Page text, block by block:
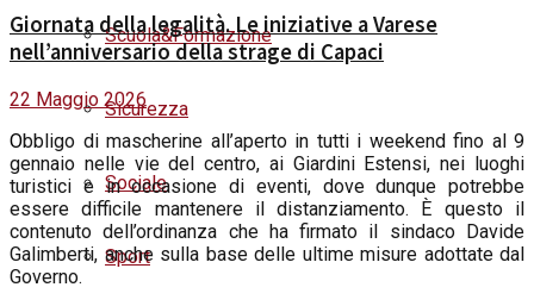
Scuola&Formazione
Sicurezza
Sociale
Sport
Giornata della legalità. Le iniziative a Varese
nell’anniversario della strage di Capaci
22 Maggio 2026
Obbligo di mascherine all’aperto in tutti i weekend fino al 9
gennaio nelle vie del centro, ai Giardini Estensi, nei luoghi
turistici e in occasione di eventi, dove dunque potrebbe
essere difficile mantenere il distanziamento. È questo il
contenuto dell’ordinanza che ha firmato il sindaco Davide
Galimberti, anche sulla base delle ultime misure adottate dal
Governo.